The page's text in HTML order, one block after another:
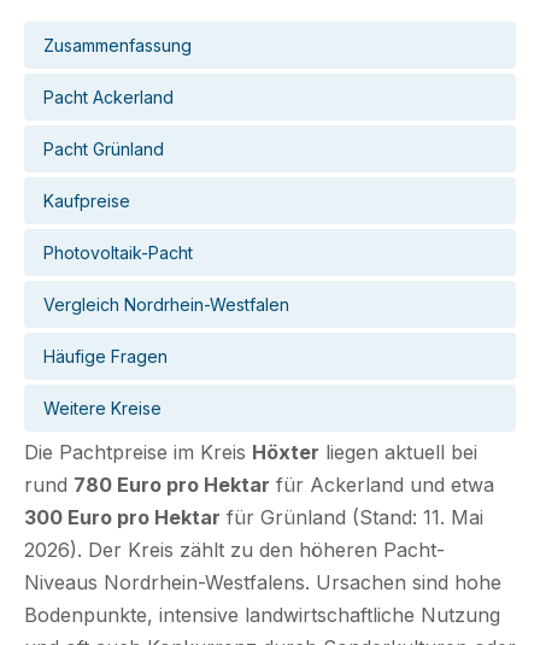
Zusammenfassung
Pacht Ackerland
Pacht Grünland
Kaufpreise
Photovoltaik-Pacht
Vergleich Nordrhein-Westfalen
Häufige Fragen
Weitere Kreise
Die Pachtpreise im Kreis Höxter liegen aktuell bei
rund 780 Euro pro Hektar für Ackerland und etwa
300 Euro pro Hektar für Grünland (Stand: 11. Mai
2026). Der Kreis zählt zu den höheren Pacht-
Niveaus Nordrhein-Westfalens. Ursachen sind hohe
Bodenpunkte, intensive landwirtschaftliche Nutzung